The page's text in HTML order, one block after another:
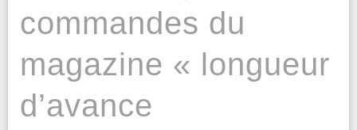
commandes du
magazine « longueur
d’avance